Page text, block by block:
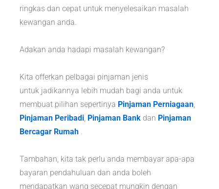
ringkas dan cepat untuk menyelesaikan masalah
kewangan anda.
Adakan anda hadapi masalah kewangan?
Kita offerkan pelbagai pinjaman jenis
untuk jadikannya lebih mudah bagi anda untuk
membuat pilihan sepertinya Pinjaman Perniagaan
Pinjaman Peribadi Pinjaman Bank dan Pinjaman
Bercagar Rumah
Tambahan, kita tak perlu anda membayar apa-apa
bayaran pendahuluan dan anda boleh
mendapatkan wang secepat mungkin dengan